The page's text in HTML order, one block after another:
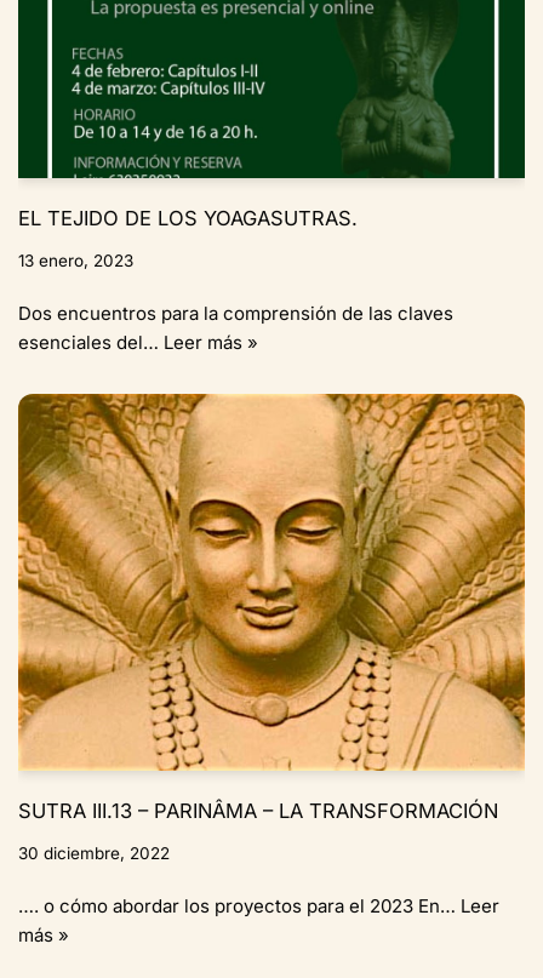
EL TEJIDO DE LOS YOAGASUTRAS.
13 enero, 2023
Dos encuentros para la comprensión de las claves
esenciales del… Leer más »
SUTRA III.13 – PARINÂMA – LA TRANSFORMACIÓN
30 diciembre, 2022
…. o cómo abordar los proyectos para el 2023 En… Leer
más »